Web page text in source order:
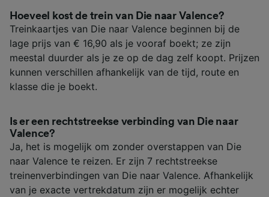
Hoeveel kost de trein van Die naar Valence?
Treinkaartjes van Die naar Valence beginnen bij de
lage prijs van € 16,90 als je vooraf boekt; ze zijn
meestal duurder als je ze op de dag zelf koopt. Prijzen
kunnen verschillen afhankelijk van de tijd, route en
klasse die je boekt.
Is er een rechtstreekse verbinding van Die naar
Valence?
Ja, het is mogelijk om zonder overstappen van Die
naar Valence te reizen. Er zijn 7 rechtstreekse
treinenverbindingen van Die naar Valence. Afhankelijk
van je exacte vertrekdatum zijn er mogelijk echter